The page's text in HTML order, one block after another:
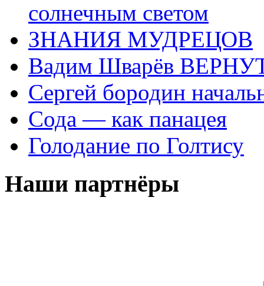
солнечным светом
ЗНАНИЯ МУДРЕЦОВ
Вадим Шварёв
Сергей бородин
Сода — как панацея
Голодание по Голтису
Наши партнёры